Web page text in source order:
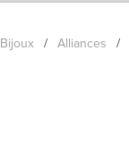
Bijoux / Alliances /